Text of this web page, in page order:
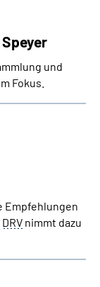
und
Fokus.
Empfehlungen
DRV nimmt dazu